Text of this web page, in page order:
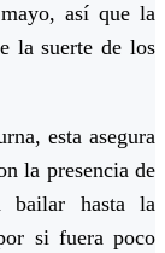
así que la
la suerte de los
esta asegura
la presencia de
bailar hasta la
si fuera poco